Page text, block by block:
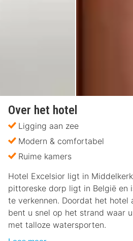
Over het hotel
Ligging aan zee
Modern & comfortabel
Ruime kamers
Hotel Excelsior ligt in
pittoreske dorp ligt in België en
te verkennen. Doordat het hotel
bent u snel op het strand waar
met talloze watersporten.